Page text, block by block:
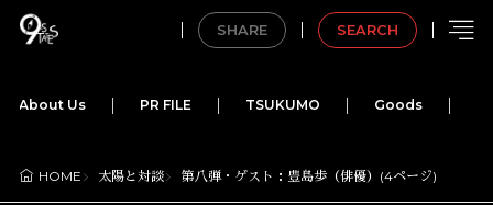
SHARE SEARCH
About Us PR FILE TSUKUMO Goods
HOME 太陽と対談 第八弾・ゲスト：豊島歩（俳優）(4ページ)